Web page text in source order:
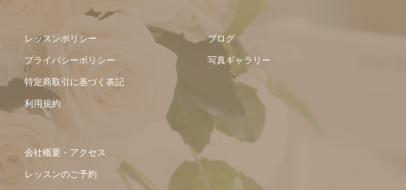
レッスンポリシー
プライバシーポリシー
特定商取引に基づく表記
利用規約
ブログ
写真ギャラリー
会社概要・アクセス
レッスンのご予約